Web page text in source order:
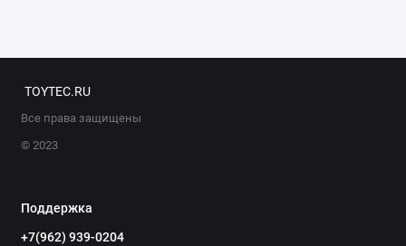
TOYTEC.RU
Все права защищены
© 2023
Поддержка
+7(962) 939-0204